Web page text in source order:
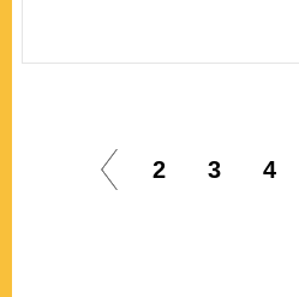
2 3 4